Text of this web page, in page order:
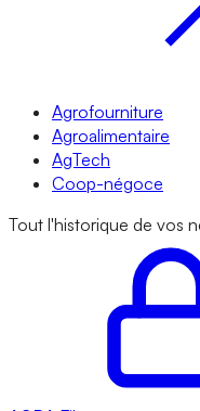
Agrofourniture
Agroalimentaire
AgTech
Coop-négoce
Tout l'historique de vos